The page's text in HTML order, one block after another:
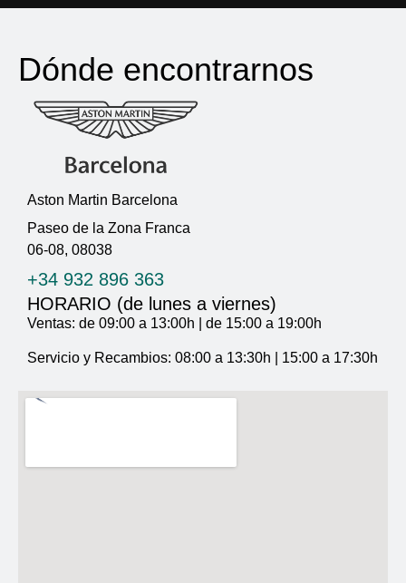
Dónde encontrarnos
Aston Martin Barcelona
Paseo de la Zona Franca
06-08, 08038
+34 932 896 363
HORARIO (de lunes a viernes)
Ventas: de 09:00 a 13:00h | de 15:00 a 19:00h
Servicio y Recambios: 08:00 a 13:30h | 15:00 a 17:30h